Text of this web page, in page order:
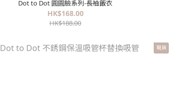
Dot to Dot 圓圓臉系列-長袖飯衣
HK$168.00
HK$188.00
現貨